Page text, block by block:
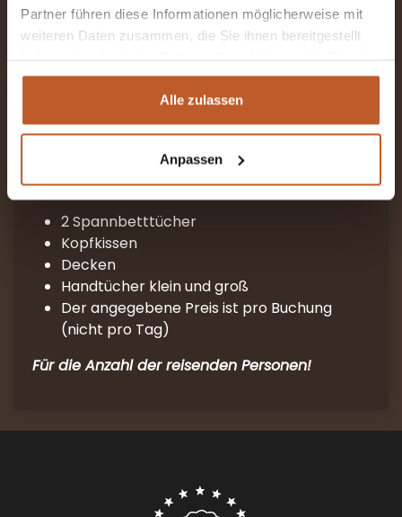
Partner führen diese Informationen möglicherweise mit
weiteren Daten zusammen, die Sie ihnen bereitgestellt
gesammelt haben.
Alle zulassen
Anpassen
Für die Anzahl der reisenden Personen!
Unser Bettwäsche-Set€ 79,-
2 Spannbetttücher
Kopfkissen
Decken
Handtücher klein und groß
Der angegebene Preis ist pro Buchung
(nicht pro Tag)
Für die Anzahl der reisenden Personen!